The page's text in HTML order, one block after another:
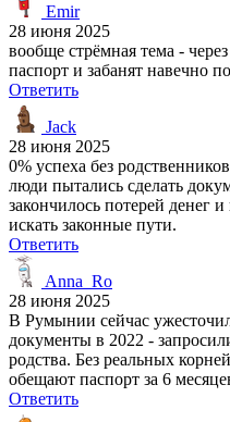
Emir
28 июня 2025
вообще стрёмная тема -
паспорт и забанят навечно
Ответить
Jack
28 июня 2025
0% успеха без
люди пытались сделать
закончилось потерей денег
искать законные пути.
Ответить
Anna_Ro
28 июня 2025
В Румынии сейчас
документы в 2022 -
родства. Без реальных
обещают паспорт за 6
Ответить